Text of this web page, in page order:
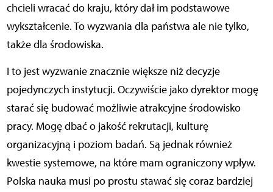
chcieli wracać do kraju, który dał im podstawowe
wykształcenie. To wyzwania dla państwa ale nie tylko,
także dla środowiska.
I to jest wyzwanie znacznie większe niż decyzje
pojedynczych instytucji. Oczywiście jako dyrektor mogę
starać się budować możliwie atrakcyjne środowisko
pracy. Mogę dbać o jakość rekrutacji, kulturę
organizacyjną i poziom badań. Są jednak również
kwestie systemowe, na które mam ograniczony wpływ.
Polska nauka musi po prostu stawać się coraz bardziej